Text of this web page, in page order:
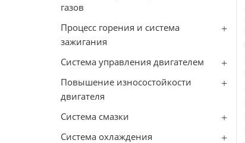
газов
Процесс горения и система
зажигания
Система управления двигателем
Повышение износостойкости
двигателя
Система смазки
Система охлаждения